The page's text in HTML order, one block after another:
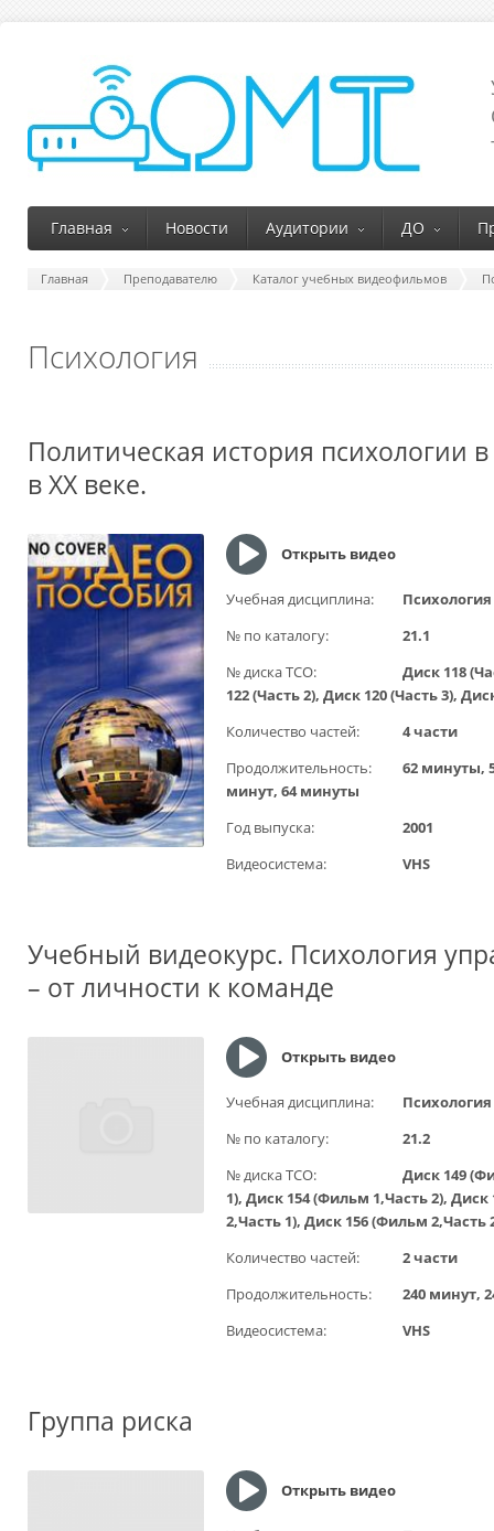
Главная Новости Аудитории ДО
Главная Преподавателю Каталог учебных видеофильмов
Психология
Политическая история психологии
в XX веке.
Открыть видео
Учебная дисциплина:
Психология
№ по каталогу:
21.1
№ диска ТСО:
Диск 118
122 (Часть 2), Диск 120 (Часть 3),
Количество частей:
4 части
Продолжительность:
62 минуты,
минут, 64 минуты
Год выпуска:
2001
Видеосистема:
VHS
Учебный видеокурс. Психология
– от личности к команде
Открыть видео
Учебная дисциплина:
Психология
№ по каталогу:
21.2
№ диска ТСО:
Диск 149
1), Диск 154 (Фильм 1,Часть 2),
2,Часть 1), Диск 156 (Фильм 2,Часть
Количество частей:
2 части
Продолжительность:
240 минут,
Видеосистема:
VHS
Группа риска
Открыть видео